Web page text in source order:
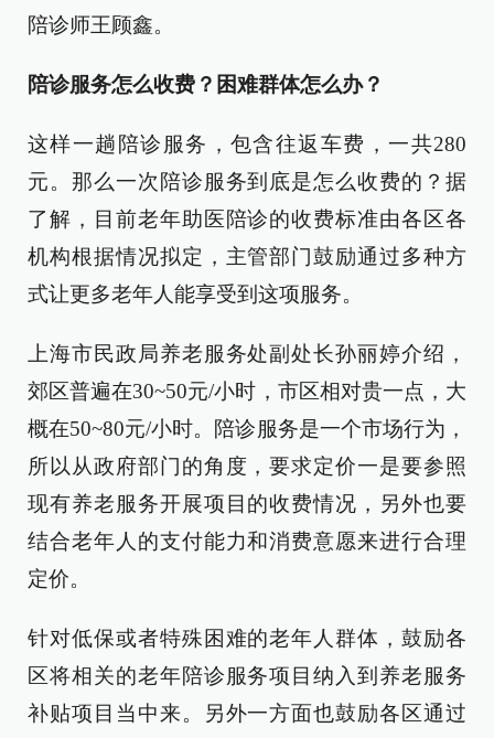
陪诊师王顾鑫。
陪诊服务怎么收费？困难群体怎么办？
这样一趟陪诊服务，包含往返车费，一共280
元。那么一次陪诊服务到底是怎么收费的？据
了解，目前老年助医陪诊的收费标准由各区各
机构根据情况拟定，主管部门鼓励通过多种方
式让更多老年人能享受到这项服务。
上海市民政局养老服务处副处长孙丽婷介绍，
郊区普遍在30~50元/小时，市区相对贵一点，大
概在50~80元/小时。陪诊服务是一个市场行为，
所以从政府部门的角度，要求定价一是要参照
现有养老服务开展项目的收费情况，另外也要
结合老年人的支付能力和消费意愿来进行合理
定价。
针对低保或者特殊困难的老年人群体，鼓励各
区将相关的老年陪诊服务项目纳入到养老服务
补贴项目当中来。另外一方面也鼓励各区通过